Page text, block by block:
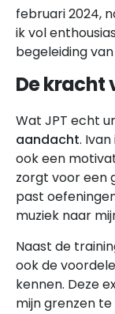
februari 2024,
ik vol
begeleiding
De kracht
Wat JPT echt
aandacht.
ook een
zorgt voor een
past
muziek naar
Naast de
ook de
kennen. Deze
mijn grenzen